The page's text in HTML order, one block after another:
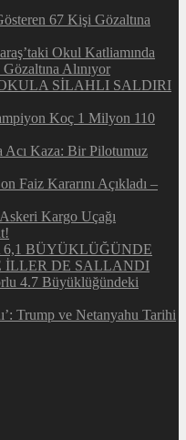
67 Kişi Gözaltına
Okul Katliamında
Alınıyor
SİLAHLI SALDIRI
Koç 1 Milyon 110
Acı Kaza: Bir Pilotumuz
Faiz Kararını Açıkladı –
Kargo Uçağı
BÜYÜKLÜĞÜNDE
İLLER DE SALLANDI
4.7 Büyüklüğündeki
Trump ve Netanyahu Tarihi